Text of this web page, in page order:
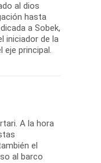
al dios
hasta
a Sobek,
iniciador de la
eje principal.
A la hora
el
al barco